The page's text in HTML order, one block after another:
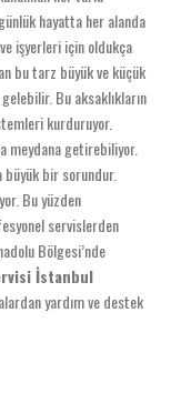
hayatta her alanda
işyerleri için oldukça
bu tarz büyük ve küçük
Bu aksaklıkların
kurduruyor.
meydana getirebiliyor.
bir sorundur.
Bu yüzden
servislerden
Bölgesi’nde
İstanbul
yardım ve destek